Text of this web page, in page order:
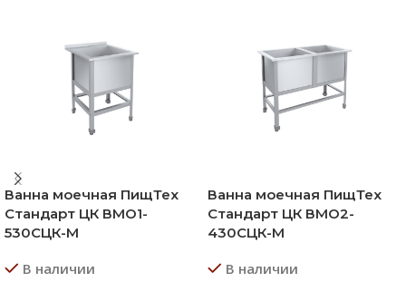
Ванна моечная ПищТех
Стандарт ЦК ВМО1-
530СЦК-М
В наличии
Ванна моечная ПищТех
Стандарт ЦК ВМО2-
430СЦК-М
В наличии